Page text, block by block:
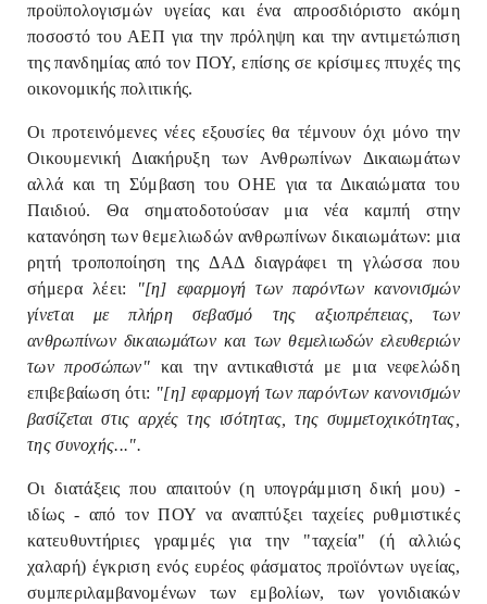
προϋπολογισμών υγείας και ένα απροσδιόριστο ακόμη
ποσοστό του ΑΕΠ για την πρόληψη και την αντιμετώπιση
της πανδημίας από τον ΠΟΥ, επίσης σε κρίσιμες πτυχές της
οικονομικής πολιτικής.
Οι προτεινόμενες νέες εξουσίες θα τέμνουν όχι μόνο την
Οικουμενική Διακήρυξη των Ανθρωπίνων Δικαιωμάτων
αλλά και τη Σύμβαση του ΟΗΕ για τα Δικαιώματα του
Παιδιού. Θα σηματοδοτούσαν μια νέα καμπή στην
κατανόηση των θεμελιωδών ανθρωπίνων δικαιωμάτων: μια
ρητή τροποποίηση της ΔΑΔ διαγράφει τη γλώσσα που
σήμερα λέει:
"[η] εφαρμογή των παρόντων κανονισμών
γίνεται με πλήρη σεβασμό της αξιοπρέπειας, των
ανθρωπίνων δικαιωμάτων και των θεμελιωδών ελευθεριών
των προσώπων" και την αντικαθιστά με μια νεφελώδη
επιβεβαίωση ότι: "[η] εφαρμογή των παρόντων κανονισμών
βασίζεται στις αρχές της ισότητας, της συμμετοχικότητας,
της συνοχής...".
Οι διατάξεις που απαιτούν (η υπογράμμιση δική μου) -
ιδίως - από τον ΠΟΥ να αναπτύξει ταχείες ρυθμιστικές
κατευθυντήριες γραμμές για την "ταχεία" (ή αλλιώς
χαλαρή) έγκριση ενός ευρέος φάσματος προϊόντων υγείας,
συμπεριλαμβανομένων των εμβολίων, των γονιδιακών